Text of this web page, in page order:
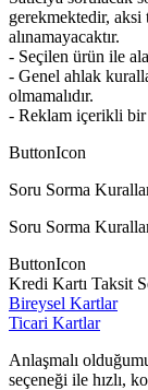
gerekmektedir, aksi
alınamayacaktır.
- Seçilen ürün ile
- Genel ahlak
olmamalıdır.
- Reklam içerikli bir
ButtonIcon
Soru Sorma
Soru Sorma
ButtonIcon
Kredi Kartı Taksit
Bireysel Kartlar
Ticari Kartlar
Anlaşmalı
seçeneği ile hızlı,